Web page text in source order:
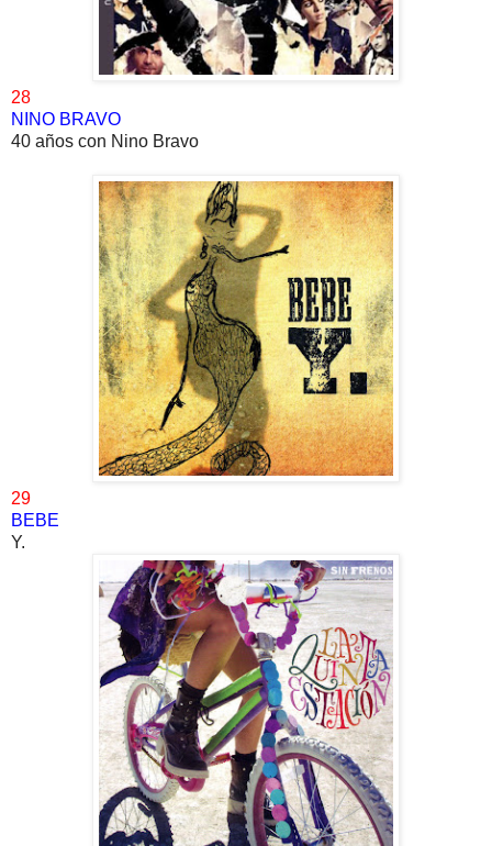
28
NINO BRAVO
40 años con Nino Bravo
29
BEBE
Y.